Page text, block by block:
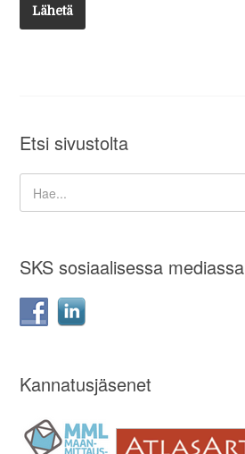
Etsi sivustolta
SKS sosiaalisessa mediassa
Kannatusjäsenet